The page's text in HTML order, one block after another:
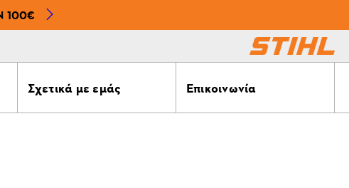
100€
Σχετικά με εμάς Επικοινωνία